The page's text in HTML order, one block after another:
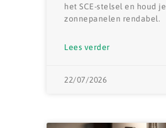
het SCE-stelsel en houd je
zonnepanelen rendabel.
Lees verder
22/07/2026